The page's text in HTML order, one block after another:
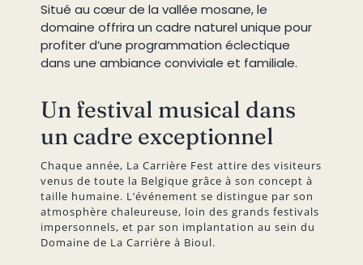
Situé au cœur de la vallée mosane, le
domaine offrira un cadre naturel unique pour
profiter d’une programmation éclectique
dans une ambiance conviviale et familiale.
Un festival musical dans
un cadre exceptionnel
Chaque année, La Carrière Fest attire des visiteurs
venus de toute la Belgique grâce à son concept à
taille humaine. L’événement se distingue par son
atmosphère chaleureuse, loin des grands festivals
impersonnels, et par son implantation au sein du
Domaine de La Carrière à Bioul.